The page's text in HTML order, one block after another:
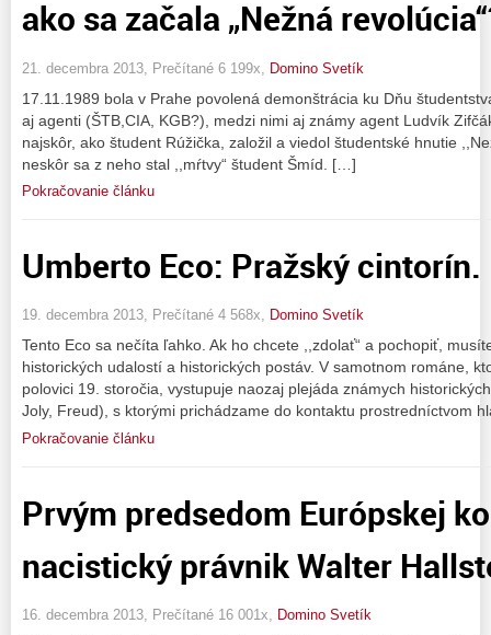
ako sa začala „Nežná
21. decembra 2013, Prečítané 6 199x, Domino Svetík
17.11.1989 bola v Prahe povolená demonštrácia ku Dňu
aj agenti (ŠTB,CIA, KGB?), medzi nimi aj známy agent Ludvík
najskôr, ako študent Rúžička, založil a viedol študentské hnutie
neskôr sa z neho stal ,,mŕtvy“ študent Šmíd. […]
Pokračovanie článku
Umberto Eco: Pražský cintorín.
19. decembra 2013, Prečítané 4 568x, Domino Svetík
Tento Eco sa nečíta ľahko. Ak ho chcete ,,zdolať“ a pochopiť,
historických udalostí a historických postáv. V samotnom románe,
polovici 19. storočia, vystupuje naozaj plejáda známych
Joly, Freud), s ktorými prichádzame do kontaktu prostredníctvom
Pokračovanie článku
Prvým predsedom Európskej
nacistický právnik Walter
16. decembra 2013, Prečítané 16 001x, Domino Svetík